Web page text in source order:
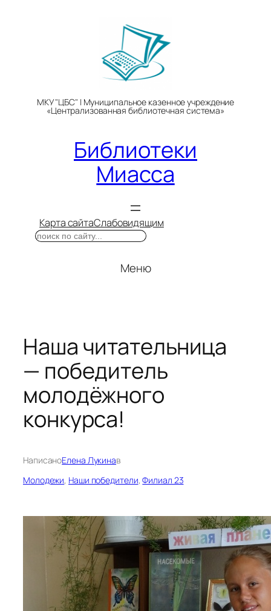
МКУ "ЦБС" | Муниципальное казенное учреждение
«Централизованная библиотечная система»
Библиотеки
Миасса
Карта сайтаСлабовидящим
Поиск
Меню
Наша читательница
— победитель
молодёжного
конкурса!
НаписаноЕлена Лукинав
Молодежи, Наши победители, Филиал 23